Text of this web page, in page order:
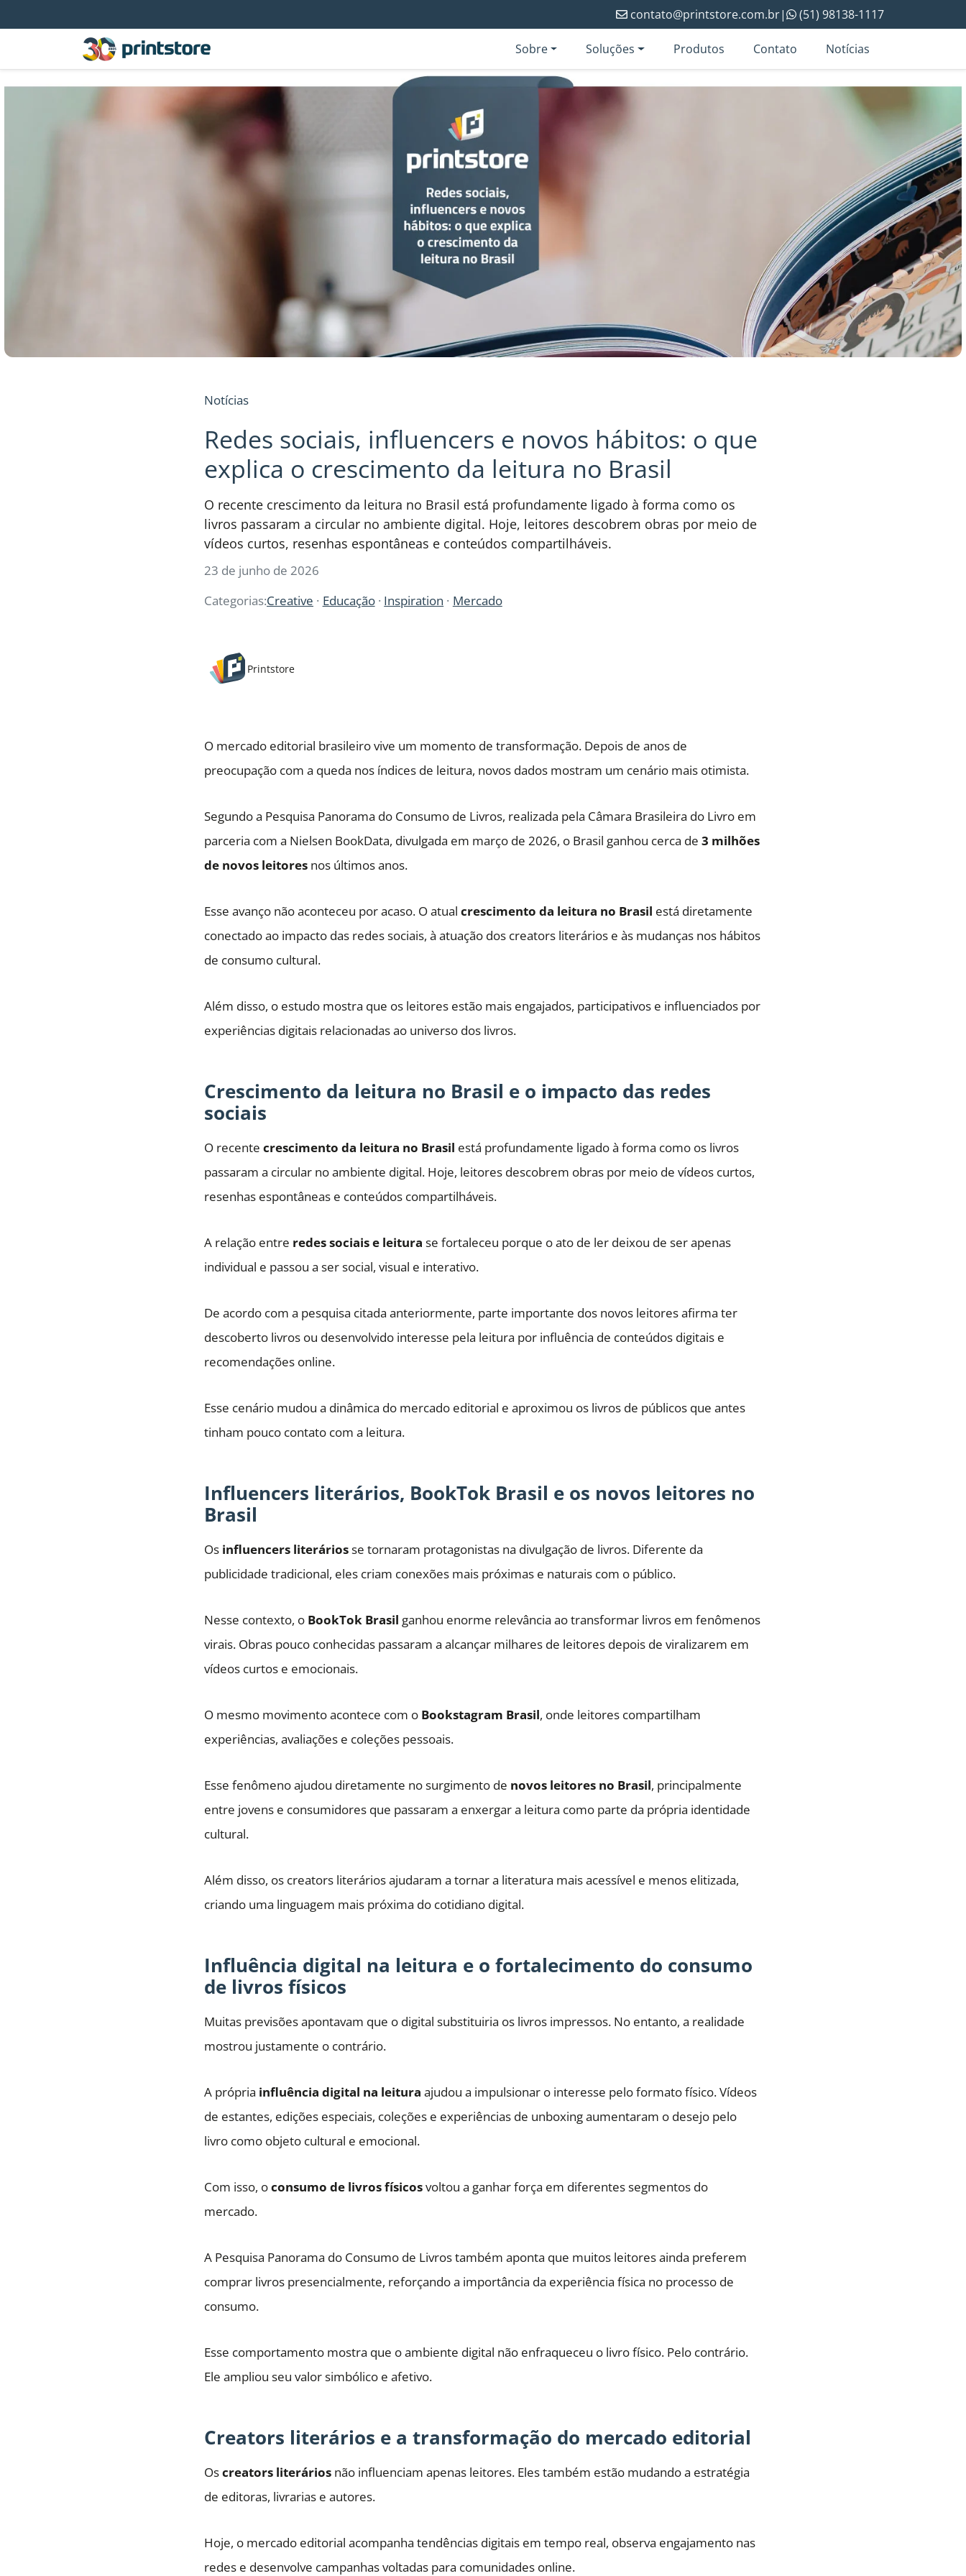
contato@printstore.com.br| (51) 98138-1117
Sobre Soluções Produtos Contato Notícias
Notícias
Redes sociais, influencers e novos hábitos: o que
explica o crescimento da leitura no Brasil
O recente crescimento da leitura no Brasil está profundamente ligado à forma como os
livros passaram a circular no ambiente digital. Hoje, leitores descobrem obras por meio de
vídeos curtos, resenhas espontâneas e conteúdos compartilháveis.
23 de junho de 2026
Categorias:Creative Educação Inspiration Mercado
Printstore
O mercado editorial brasileiro vive um momento de transformação. Depois de anos de
preocupação com a queda nos índices de leitura, novos dados mostram um cenário mais otimista.
Segundo a Pesquisa Panorama do Consumo de Livros, realizada pela Câmara Brasileira do Livro em
parceria com a Nielsen BookData, divulgada em março de 2026, o Brasil ganhou cerca de 3 milhões
de novos leitores nos últimos anos.
Esse avanço não aconteceu por acaso. O atual crescimento da leitura no Brasil está diretamente
conectado ao impacto das redes sociais, à atuação dos creators literários e às mudanças nos hábitos
de consumo cultural.
Além disso, o estudo mostra que os leitores estão mais engajados, participativos e influenciados por
experiências digitais relacionadas ao universo dos livros.
Crescimento da leitura no Brasil e o impacto das redes
sociais
O recente crescimento da leitura no Brasil está profundamente ligado à forma como os livros
passaram a circular no ambiente digital. Hoje, leitores descobrem obras por meio de vídeos curtos,
resenhas espontâneas e conteúdos compartilháveis.
A relação entre redes sociais e leitura se fortaleceu porque o ato de ler deixou de ser apenas
individual e passou a ser social, visual e interativo.
De acordo com a pesquisa citada anteriormente, parte importante dos novos leitores afirma ter
descoberto livros ou desenvolvido interesse pela leitura por influência de conteúdos digitais e
recomendações online.
Esse cenário mudou a dinâmica do mercado editorial e aproximou os livros de públicos que antes
tinham pouco contato com a leitura.
Influencers literários, BookTok Brasil e os novos leitores no
Brasil
Os influencers literáriosse tornaram protagonistas na divulgação de livros. Diferente da
publicidade tradicional, eles criam conexões mais próximas e naturais com o público.
Nesse contexto, o BookTok Brasil ganhou enorme relevância ao transformar livros em fenômenos
virais. Obras pouco conhecidas passaram a alcançar milhares de leitores depois de viralizarem em
vídeos curtos e emocionais.
O mesmo movimento acontece com o Bookstagram Brasil, onde leitores compartilham
experiências, avaliações e coleções pessoais.
Esse fenômeno ajudou diretamente no surgimento de novos leitores no Brasil, principalmente
entre jovens e consumidores que passaram a enxergar a leitura como parte da própria identidade
cultural.
Além disso, os creators literários ajudaram a tornar a literatura mais acessível e menos elitizada,
criando uma linguagem mais próxima do cotidiano digital.
Influência digital na leitura e o fortalecimento do consumo
de livros físicos
Muitas previsões apontavam que o digital substituiria os livros impressos. No entanto, a realidade
mostrou justamente o contrário.
A própria influência digital na leitura ajudou a impulsionar o interesse pelo formato físico. Vídeos
de estantes, edições especiais, coleções e experiências de unboxing aumentaram o desejo pelo
livro como objeto cultural e emocional.
Com isso, oconsumo de livros físicosvoltou a ganhar força em diferentes segmentos do
mercado.
A Pesquisa Panorama do Consumo de Livros também aponta que muitos leitores ainda preferem
comprar livros presencialmente, reforçando a importância da experiência física no processo de
consumo.
Esse comportamento mostra que o ambiente digital não enfraqueceu o livro físico. Pelo contrário.
Ele ampliou seu valor simbólico e afetivo.
Creators literários e a transformação do mercado editorial
Oscreators literários não influenciam apenas leitores. Eles também estão mudando a estratégia
de editoras, livrarias e autores.
Hoje, o mercado editorial acompanha tendências digitais em tempo real, observa engajamento nas
redes e desenvolve campanhas voltadas para comunidades online.